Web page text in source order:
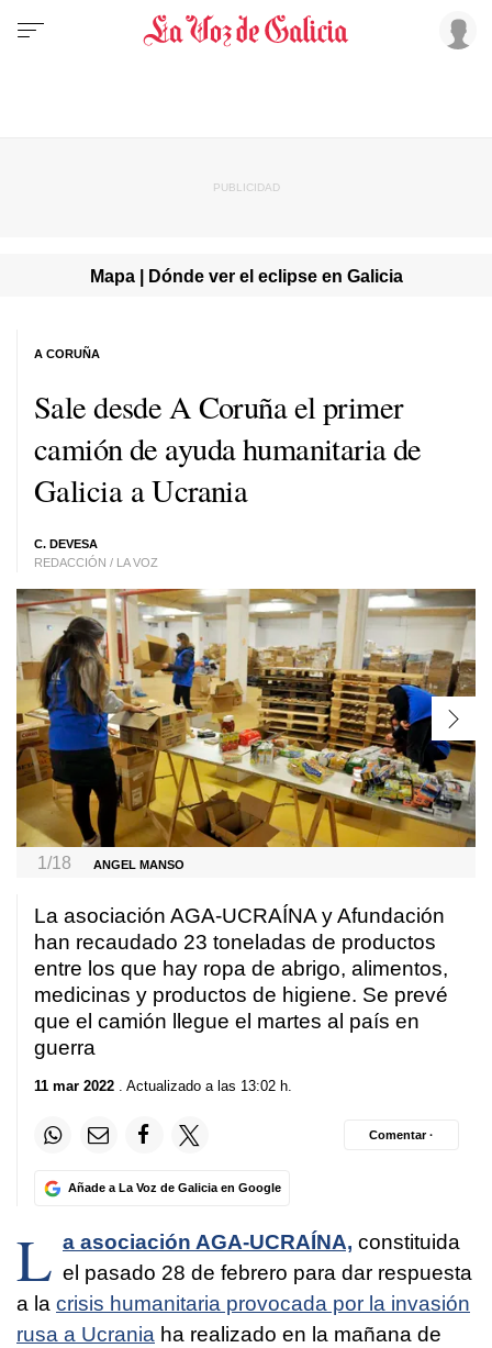
Mapa | Dónde ver el eclipse en Galicia
Sale desde A Coruña el primer
camión de ayuda humanitaria de
Galicia a Ucrania
C. DEVESA
REDACCIÓN / LA VOZ
A CORUÑA
1/18 ANGEL MANSO
La asociación AGA-UCRAÍNA y Afundación
han recaudado 23 toneladas de productos
entre los que hay ropa de abrigo, alimentos,
medicinas y productos de higiene. Se prevé
que el camión llegue el martes al país en
guerra
11 mar 2022 . Actualizado a las 13:02 h.
Añade a La Voz de Galicia en Google
Comentar ·
L a asociación AGA-UCRAÍNA, constituida
el pasado 28 de febrero para dar respuesta
a la crisis humanitaria provocada por la invasión
rusa a Ucrania ha realizado en la mañana de